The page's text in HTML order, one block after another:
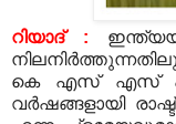
റിയാദ് :
കെ എസ് എസ്
വര്‍ഷങ്ങളായി